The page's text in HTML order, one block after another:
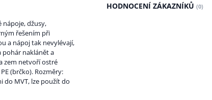
nápoje, džusy,
řešením při
a nápoj tak nevylévají,
pohár naklánět a
zem netvoří ostré
(brčko). Rozměry:
do MVT, lze použít do
HODNOCENÍ ZÁKAZNÍKŮ (0)